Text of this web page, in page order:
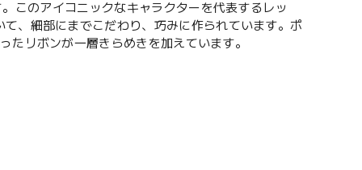
このアイコニックなキャラクターを代表するレッ
、細部にまでこだわり、巧みに作られています。ポ
リボンが一層きらめきを加えています。